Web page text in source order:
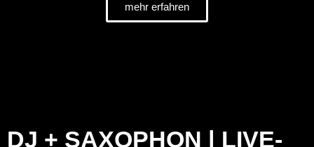
mehr erfahren
DJ + SAXOPHON | LIVE-